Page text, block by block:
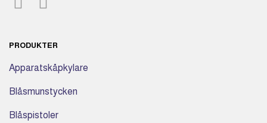
PRODUKTER
Apparatskåpkylare
Blåsmunstycken
Blåspistoler